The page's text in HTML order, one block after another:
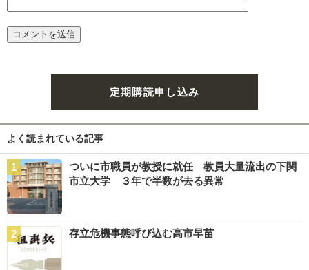
定期購読申し込み
よく読まれている記事
ついに市職員が教授に就任 教員大量流出の下関
市立大学 ３年で半数が去る異常
存立危機事態呼び込む高市早苗